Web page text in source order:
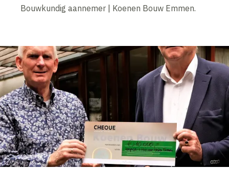
Bouwkundig aannemer | Koenen Bouw Emmen.